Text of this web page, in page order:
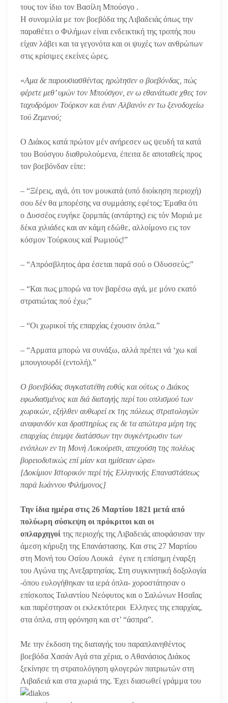
τους τον ίδιο τον Βασίλη Μπούσγο .
Η συνομιλία με τον βοεβόδα της Λιβαδειάς όπως την
παραθέτει ο Φιλήμων είναι ενδεικτική της τροπής που
είχαν λάβει και τα γεγονότα και οι ψυχές των ανθρώπων
στις κρίσιμες εκείνες ώρες.
«Αμα δε παρουσιασθέντας ηρώτησεν ο βοεβόνδας, πώς
φέρετε μεθ’ υμών τον Μπούσγον, εν ω εθανάτωσε χθες τον
ταχυδρόμον Τούρκον και έναν Αλβανόν εν τω ξενοδοχείω
τού Ζεμενού;
Ο Διάκος κατά πρώτον μέν ανήρεσεν ως ψευδή τα κατά
του Βούσγου διαθρυλούμενα, έπειτα δε αποταθείς προς
τον βοεβόνδαν είπε:
– “Ξέρεις, αγά, ότι τον μουκατά (υπό διοίκηση περιοχή)
σου δέν θα μπορέσης να συμμάσης εφέτος; Έμαθα ότι
ο Δυσσέος ευγήκε ζορμπάς (αντάρτης) εις τόν Μοριά με
δέκα χιλιάδες και αν κάμη εδώθε, αλλοίμονο εις τον
κόσμον Τούρκους καί Ρωμιούς!”
– “Απρόσβλητος άρα έσεται παρά σού ο Οδυσσεύς;”
– “Και πως μπορώ να τον βαρέσω αγά, με μόνο εκατό
στρατιώτας πού έχω;”
– “Οι χωρικοί τής επαρχίας έχουσιν όπλα.”
– “Αρματα μπορώ να συνάξω, αλλά πρέπει νά ‘χω καί
μπουγιουρδί (εντολή).”
Ο βοενβόδας συγκατατέθη ευθύς και ούτως ο Διάκος
εφωδιασμένος και διά διαταγής περί του οπλισμού των
χωρικών, εξήλθεν αυθωρεί εκ της πόλεως στρατολογών
αναφανδόν και δραστηρίως εις δε τα απώτερα μέρη της
επαρχίας έπεμψε διατάσσων την συγκέντρωσιν των
ενόπλων εν τη Μονή Λυκούρεσι, απεχούση της πολέως
βορειοδυτικώς επί μίαν και ημίσειαν ώρα»
[Δοκίμιον Ιστορικόν περί τής Ελληνικής Επαναστάσεως
παρά Ιωάννου Φιλήμονος]
Την ίδια ημέρα στις 26 Μαρτίου 1821 μετά από
πολύωρη σύσκεψη οι πρόκριτοι και οι
οπλαρχηγοί της περιοχής της Λιβαδειάς αποφάσισαν την
άμεση κήρυξη της Επανάστασης. Και στις 27 Μαρτίου
στη Μονή του Οσίου Λουκά έγινε η επίσημη έναρξη
του Αγώνα της Ανεξαρτησίας. Στη συγκινητική δοξολογία
-όπου ευλογήθηκαν τα ιερά όπλα- χοροστάτησαν ο
επίσκοπος Ταλαντίου Νεόφυτος και ο Σαλώνων Ησαΐας
και παρέστησαν οι εκλεκτότεροι Ελληνες της επαρχίας,
στα όπλα, στη φρόνηση και στ’ “άσπρα”.
Με την έκδοση της διαταγής του παραπλανηθέντος
βοεβόδα Χασάν Αγά στα χέρια, ο Αθανάσιος Διάκος
ξεκίνησε τη στρατολόγηση φλογερών πατριωτών στη
Λιβαδειά και στα χωριά της. Έχει διασωθεί γράμμα του